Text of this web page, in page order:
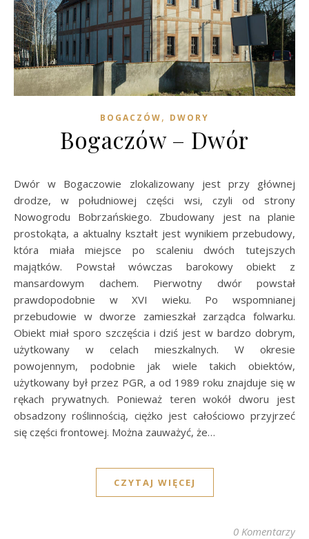
BOGACZÓW, DWORY
Bogaczów – Dwór
Dwór w Bogaczowie zlokalizowany jest przy głównej
drodze, w południowej części wsi, czyli od strony
Nowogrodu Bobrzańskiego. Zbudowany jest na planie
prostokąta, a aktualny kształt jest wynikiem przebudowy,
która miała miejsce po scaleniu dwóch tutejszych
majątków. Powstał wówczas barokowy obiekt z
mansardowym dachem. Pierwotny dwór powstał
prawdopodobnie w XVI wieku. Po wspomnianej
przebudowie w dworze zamieszkał zarządca folwarku.
Obiekt miał sporo szczęścia i dziś jest w bardzo dobrym,
użytkowany w celach mieszkalnych. W okresie
powojennym, podobnie jak wiele takich obiektów,
użytkowany był przez PGR, a od 1989 roku znajduje się w
rękach prywatnych. Ponieważ teren wokół dworu jest
obsadzony roślinnością, ciężko jest całościowo przyjrzeć
się części frontowej. Można zauważyć, że…
CZYTAJ WIĘCEJ
0 Komentarzy